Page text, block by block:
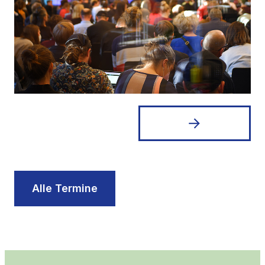
Alle Termine